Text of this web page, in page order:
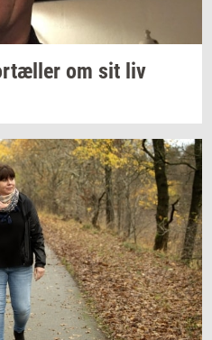
om sit liv